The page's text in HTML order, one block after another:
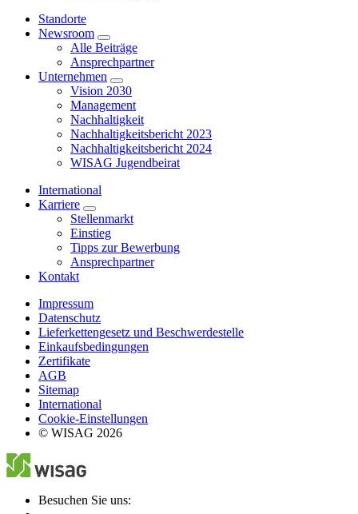
Standorte
Newsroom
Alle Beiträge
Ansprechpartner
Unternehmen
Vision 2030
Management
Nachhaltigkeit
Nachhaltigkeitsbericht 2023
Nachhaltigkeitsbericht 2024
WISAG Jugendbeirat
International
Karriere
Stellenmarkt
Einstieg
Tipps zur Bewerbung
Ansprechpartner
Kontakt
Impressum
Datenschutz
Lieferkettengesetz und Beschwerdestelle
Einkaufsbedingungen
Zertifikate
AGB
Sitemap
International
Cookie-Einstellungen
© WISAG 2026
Besuchen Sie uns: